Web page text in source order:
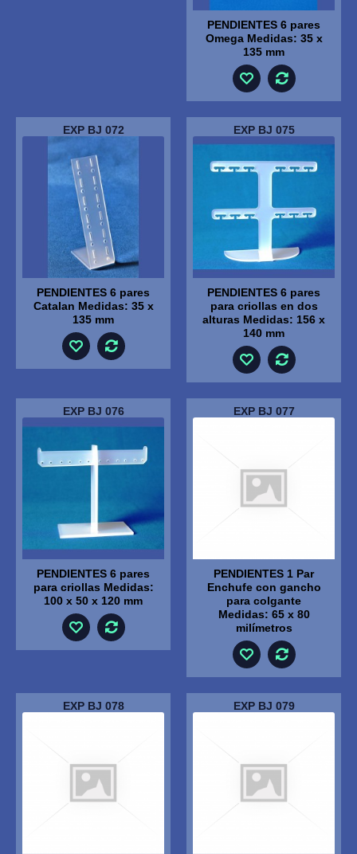
PENDIENTES 6 pares
Omega Medidas: 35 x
135 mm
EXP BJ 072
PENDIENTES 6 pares
Catalan Medidas: 35 x
135 mm
EXP BJ 075
PENDIENTES 6 pares
para criollas en dos
alturas Medidas: 156 x
140 mm
EXP BJ 076
PENDIENTES 6 pares
para criollas Medidas:
100 x 50 x 120 mm
EXP BJ 077
PENDIENTES 1 Par
Enchufe con gancho
para colgante
Medidas: 65 x 80
milímetros
EXP BJ 078 EXP BJ 079